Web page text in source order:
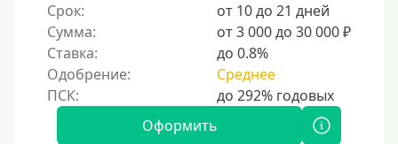
40000 руб
50000 руб
60000 руб
70000 руб
Срок:
от 10 до 21 дней
Сумма:
от 3 000 до 30 000 ₽
Ставка:
до 0.8%
Одобрение:
Среднее
Оформить